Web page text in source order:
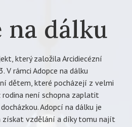
na dálku
který založila Arcidiecézní
V rámci Adopce na dálku
dětem, které pocházejí z velmi
rodina není schopna zaplatit
Adopcí na dálku je
vzdělání a díky tomu najít